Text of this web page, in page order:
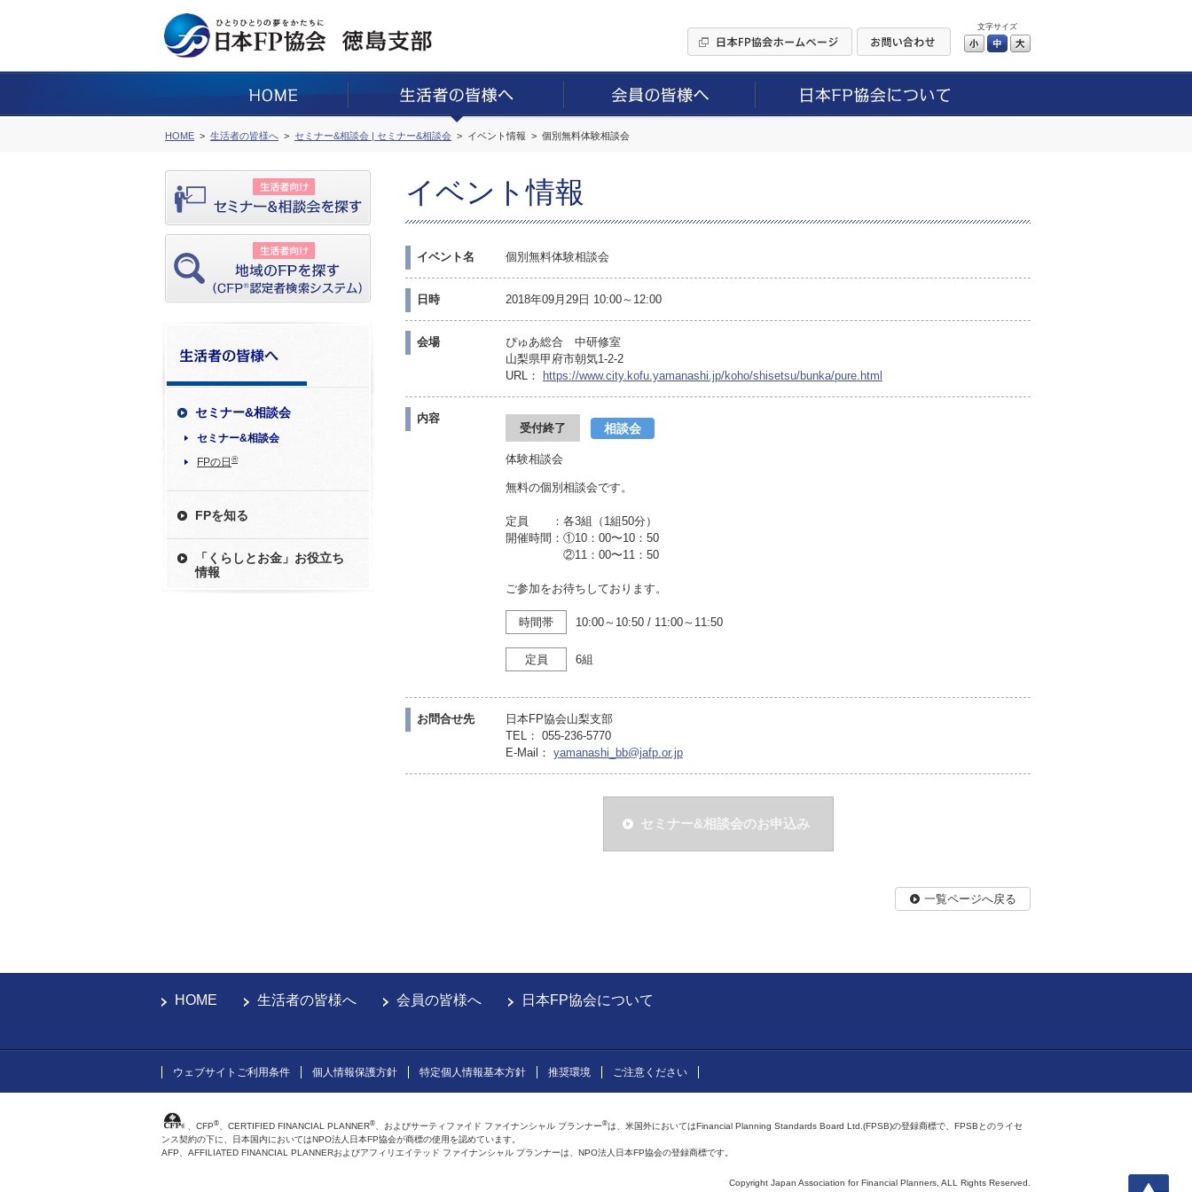
文字サイズ
小 中
HOME 生活者の皆様へ セミナー&相談会 | セミナー&相談会 イベント情報 個別無料体験相談会
セミナー&相談会
セミナー&相談会
FPの日 ®
FPを知る
「くらしとお金」お役立ち
情報
イベント情報
イベント名 個別無料体験相談会
日時 2018年09月29日 10:00～12:00
会場
ぴゅあ総合 中研修室
山梨県甲府市朝気1-2-2
URL：
https://www.city.kofu.yamanashi.jp/koho/shisetsu/bunka/pure.html
内容
受付終了 相談会
体験相談会
無料の個別相談会です。
定員 ：各3組（1組50分）
開催時間：①10：00〜10：50
②11：00〜11：50
ご参加をお待ちしております。
時間帯 10:00～10:50 / 11:00～11:50
定員 6組
お問合せ先
日本FP協会山梨支部
TEL： 055-236-5770
E-Mail： yamanashi_bb@jafp.or.jp
セミナー&相談会のお申込み
一覧ページへ戻る
上へ
HOME 生活者の皆様へ 会員の皆様へ 日本FP協会について
ウェブサイトご利用条件 個人情報保護方針 特定個人情報基本方針 推奨環境 ご注意ください
、CFP® 、CERTIFIED FINANCIAL PLANNER® 、およびサーティファイド ファイナンシャル プランナー®は、米国外においてはFinancial Planning Standards Board Ltd.(FPSB)の登録商標で、FPSBとのライセ
ンス契約の下に、日本国内においてはNPO法人日本FP協会が商標の使用を認めています。
AFP、AFFILIATED FINANCIAL PLANNERおよびアフィリエイテッド ファイナンシャル プランナーは、NPO法人日本FP協会の登録商標です。
Copyright Japan Association for Financial Planners, ALL Rights Reserved.